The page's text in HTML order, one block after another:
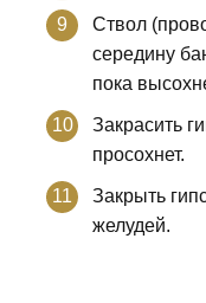
Ствол
середину
пока
Закрасить
просохнет.
Закрыть
желудей.